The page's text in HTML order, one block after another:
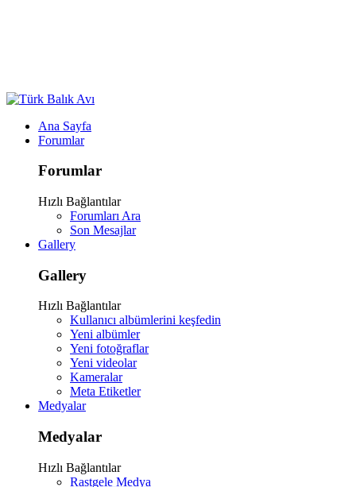
Ana Sayfa
Forumlar
Forumlar
Hızlı Bağlantılar
Forumları Ara
Son Mesajlar
Gallery
Gallery
Hızlı Bağlantılar
Kullanıcı albümlerini keşfedin
Yeni albümler
Yeni fotoğraflar
Yeni videolar
Kameralar
Meta Etiketler
Medyalar
Medyalar
Hızlı Bağlantılar
Rastgele Medya